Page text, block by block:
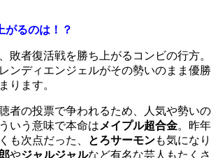
がるのは！？
敗者復活戦を勝ち上がるコンビの行方。
ンディエンジェルがその勢いのまま優勝
ります。
者の投票で争われるため、人気や勢いの
いう意味で本命は メイプル超合金。昨年
も次点だった、
とろサーモンも気になり
やジャルジャルなど有名な芸人もたくさ